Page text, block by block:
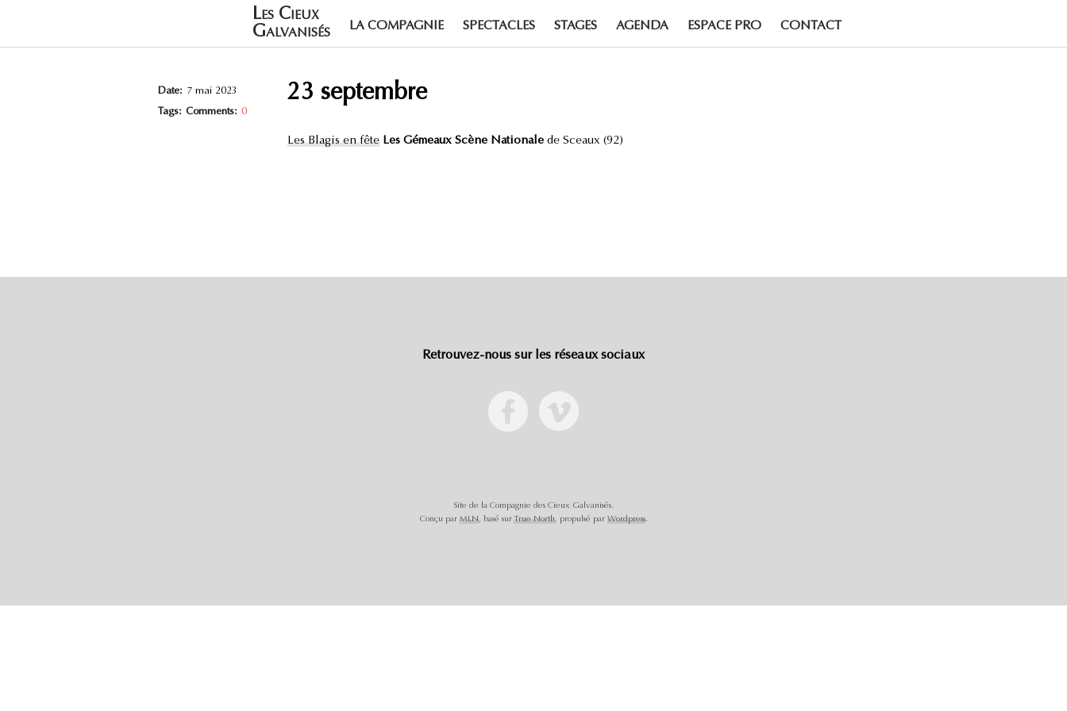
Les Cieux
Galvanisés
LA COMPAGNIE SPECTACLES STAGES AGENDA ESPACE PRO CONTACT
Date: 7 mai 2023
Tags: Comments: 0
23 septembre
Les Blagis en fêteLes Gémeaux Scène Nationalede Sceaux (92)
Retrouvez-nous sur les réseaux sociaux
Site de la Compagnie des Cieux Galvanisés.
Conçu par MLN, basé sur True North, propulsé par Wordpress.